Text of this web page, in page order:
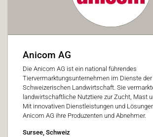
Anicom AG
Die Anicom AG ist ein national führendes
Tiervermarktungsunternehmen im Dienste der
Schweizerischen Landwirtschaft. Sie
landwirtschaftliche Nutztiere zur Zucht, Mast
Mit innovativen Dienstleistungen und
Anicom AG ihre Produzenten und Abnehmer.
Sursee, Schweiz